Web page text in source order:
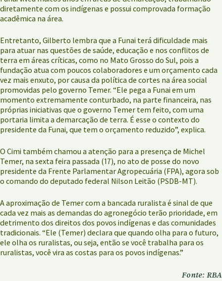
diretamente com os indígenas e possui comprovada formação
acadêmica na área.
Entretanto, Gilberto lembra que a Funai terá dificuldade mais
para atuar nas questões de saúde, educação e nos conflitos de
terra em áreas críticas, como no Mato Grosso do Sul, pois a
fundação atua com poucos colaboradores e um orçamento cada
vez mais enxuto, por causa da política de cortes na área social
promovidas pelo governo Temer. “Ele pega a Funai em um
momento extremamente conturbado, na parte financeira, nas
próprias iniciativas que o governo Temer tem feito, com uma
portaria limita a demarcação de terra. É esse o contexto do
presidente da Funai, que tem o orçamento reduzido”, explica.
O Cimi também chamou a atenção para a presença de Michel
Temer, na sexta feira passada (17), no ato de posse do novo
presidente da Frente Parlamentar Agropecuária (FPA), agora sob
o comando do deputado federal Nilson Leitão (PSDB-MT).
A aproximação de Temer com a bancada ruralista é sinal de que
cada vez mais as demandas do agronegócio terão prioridade, em
detrimento dos direitos dos povos indígenas e das comunidades
tradicionais. “Ele (Temer) declara que quando olha para o futuro,
ele olha os ruralistas, ou seja, então se você trabalha para os
ruralistas, você vira as costas para os povos indígenas.”
Fonte: RBA